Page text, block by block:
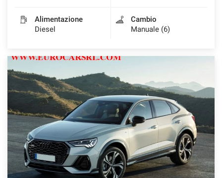
Alimentazione
Diesel
Cambio
Manuale (6)